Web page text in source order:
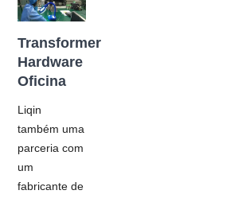
Transformer
Hardware
Oficina
Liqin
também uma
parceria com
um
fabricante de